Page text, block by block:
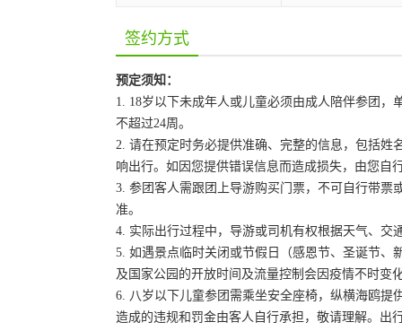
签约方式
预定须知：
1. 18岁以下未成年人或儿童必须由成人陪伴参团
不超过24周。
2. 请在预定时务必提供准确、完整的信息，包括
响出行。如因您提供错误信息而造成损失，由您自
3. 参团客人需跟团上导游购买门票，不可自行带票
准。
4. 实际出行过程中，导游或司机有权根据天气、
5. 如遇景点临时关闭或节假日（感恩节、圣诞节
及国家公园的开放时间及流量控制会因疫情不时变
6. 八岁以下儿童参团需乘坐安全座椅，纵横海鸥提
造成的违规和罚金由客人自行承担，敬请理解。出